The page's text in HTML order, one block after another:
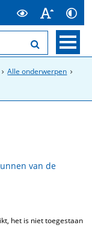
Alle onderwerpen
van de
het is niet toegestaan